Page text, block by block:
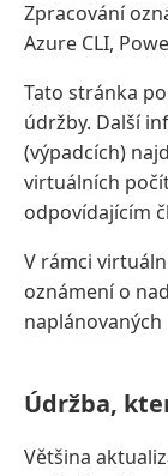
Zpracování
Azure CLI,
Tato stránka
údržby. Další
(výpadcích)
virtuálních
odpovídajícím
V rámci
oznámení o
Údržba,
Většina